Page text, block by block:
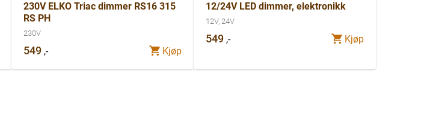
230V ELKO Triac dimmer RS16 315
RS PH
230V
549 ,- Kjøp
12/24V LED dimmer, elektronikk
12V, 24V
549 ,- Kjøp